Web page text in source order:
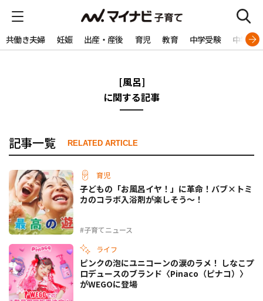
共働き夫婦 妊娠 出産・産後 育児 教育 中学受験 中学生
[風呂]
に関する記事
記事一覧 RELATED ARTICLE
育児
#子育てニュース
子どもの「お風呂イヤ！」に革命！バブ×トミ
カのコラボ入浴剤が楽しそう～！
ライフ
ピンクの泡にユニコーンの涙のラメ！ しなこプ
ロデュースのブランド〈Pinaco（ピナコ）〉
がWEGOに登場